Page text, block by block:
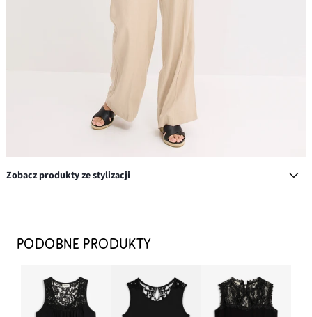
Zobacz produkty ze stylizacji
57,99 zł
Spodnie palazzo z przewiewnej mieszanki lnu
144,99 zł
PODOBNE PRODUKTY